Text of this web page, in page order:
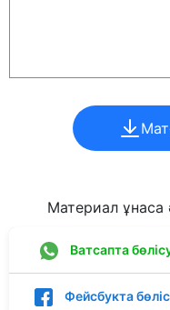
Материал ұнаса
Ватсапта
Фейсбукта